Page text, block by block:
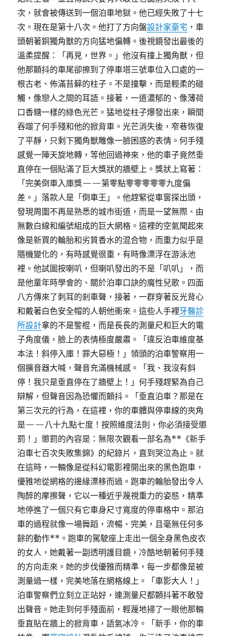
次，就會被傳送到一個泊車地獄。他已經失敗了十七
次。現在是第十八次。他打了方向盤設計家豪宅 ，車
頭朝著銅獨角獸的方向猛地偏轉。後視鏡發出最後的
溫柔提醒：「再見，世界。」他沒有撞上獨角獸，但
他那顫抖的車尾卻擦到了停車塔三號車位入口處的一
根古老、佈滿苔蘚的柱子。不是撞擊，而是輕柔的碰
觸，像戀人之間的耳語。接著，一道濃郁的、像薄荷
口香糖一樣的綠色光芒。猛地從柱子爆發出來，瞬間
吞噬了何手殘和他的掀背車。光芒消失後，窄巷恢復
了平靜，只剩下獨角獸雕像一臉困惑的表情。何手殘
感覺一陣天旋地轉，等他回過神來，他的車子竟然垂
直停在一個貼滿了巨大獎狀的牆壁上。獎狀上寫著：
「完美倒車入庫獎——第零點零零零零零九度偏
差。」落款人是「倒車王」。他趕緊從車窗探出頭，
發現周圍不再是熟悉的城市街道，而是一望無際、由
無數白線和編號組成的巨大網格。這裡的空氣聞起來
像是新買的輪胎和劣質香水的混合物，而重力似乎是
隨機變化的，有時感覺很重，有時像漂浮在游泳池
裡。他試圖按喇叭，但喇叭發出的不是「叭叭」，而
是他童年時學會的、關於泊車口訣的魔性兒歌。四面
八方傳來了刺耳的剎車聲，接著，一群穿著反光背心
和戴著白色安全帽的人朝他衝來。這些人手裡牙醫診
所設計拿的不是警棍，而是長長的測量尺和巨大的電
子角度儀，臉上的表情極度嚴肅。「違反泊車維度基
本法！斜停入庫！罪大惡極！」領頭的泊車警察用一
個擴音器大喊，聲音充滿機械感。「我、我沒有斜
停！我只是垂直停在了牆壁上！」何手殘趕緊為自己
辯解，但聲音因為恐懼而顫抖。「垂直泊車？那是在
第三次元的行為，在這裡，你的車體與停車線的夾角
是——八十九點七度！按照維度法則，你必須接受懲
罰！」懲罰的內容是：無限次觀看一部名為**《新手
泊車七百次失敗集錦》的紀錄片，直到哭泣為止。就
在這時，一輛像是從科幻電影裡開出來的黑色跑車，
優雅地從網格的邊緣漂移而過。跑車的輪胎發出令人
陶醉的摩擦聲，它以一種近乎蔑視重力的姿態，精準
地停進了一個只有它車身尺寸寬度的停車格中。那泊
車的過程就像一場舞蹈，流暢、完美，且毫無任何多
餘的動作**。跑車的駕駛座上走出一個全身黑色皮衣
的女人，她戴著一副透明護目鏡，冷酷地朝著何手殘
的方向走來。她的步伐優雅而精準，每一步都像是被
測量過一樣，完美地落在網格線上。「車影大人！」
泊車警察們立刻立正站好，連測量尺都顫抖著不敢發
出聲音。她走到何手殘面前，輕蔑地掃了一眼他那輛
垂直貼在牆上的掀背車，語氣冰冷。「新手，你的車